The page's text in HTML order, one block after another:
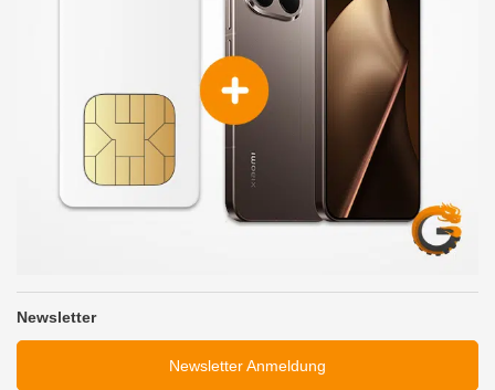
Newsletter
Newsletter Anmeldung